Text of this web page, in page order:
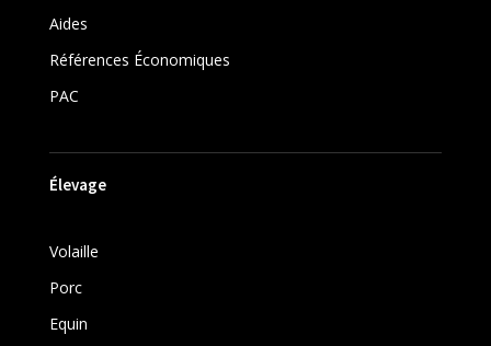
Aides
Références Économiques
PAC
Élevage
Volaille
Porc
Equin